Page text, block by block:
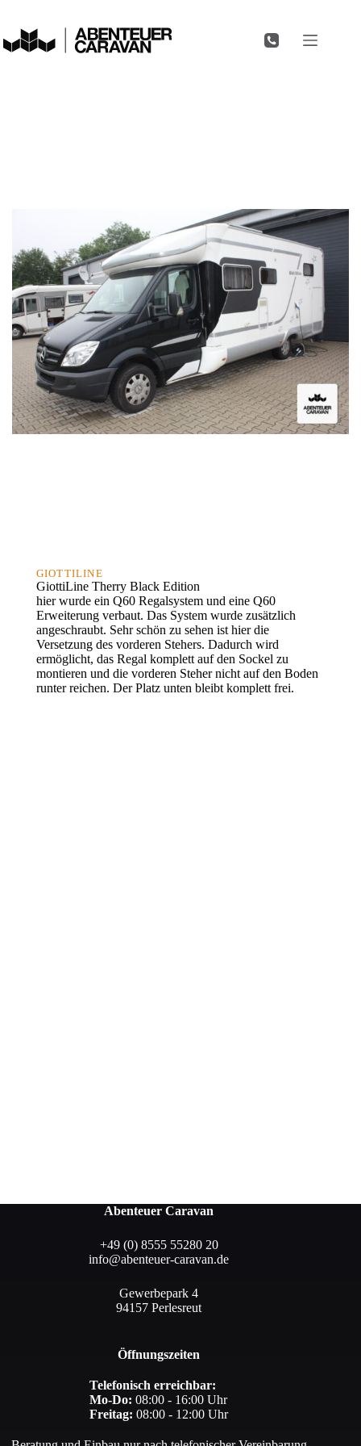
GIOTTILINE
GiottiLine Therry Black Edition
hier wurde ein Q60 Regalsystem und eine Q60
Erweiterung verbaut. Das System wurde zusätzlich
angeschraubt. Sehr schön zu sehen ist hier die
Versetzung des vorderen Stehers. Dadurch wird
ermöglicht, das Regal komplett auf den Sockel zu
montieren und die vorderen Steher nicht auf den Boden
runter reichen. Der Platz unten bleibt komplett frei.
Abenteuer Caravan
+49 (0) 8555 55280 20
info@abenteuer-caravan.de
Gewerbepark 4
94157 Perlesreut
Öffnungszeiten
Telefonisch erreichbar:
Mo-Do: 08:00 - 16:00 Uhr
Freitag:08:00 - 12:00 Uhr